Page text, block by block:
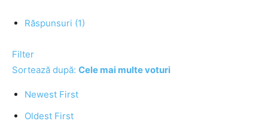
Răspunsuri (1)
Filter
Sortează după: Cele mai multe voturi
Newest First
Oldest First